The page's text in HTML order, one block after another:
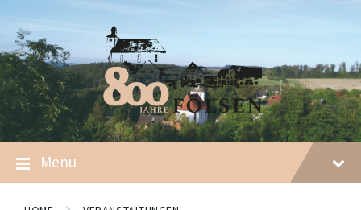
content
main
navigation
footer
Menu